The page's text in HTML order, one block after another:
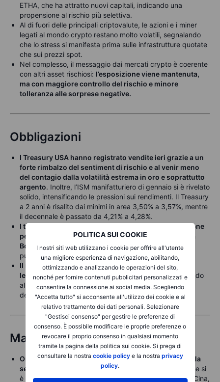
POLITICA SUI COOKIE
I nostri siti web utilizzano i cookie per offrire all'utente
una migliore esperienza di navigazione, abilitando,
ottimizzando e analizzando le operazioni del sito,
nonché per fornire contenuti pubblicitari personalizzati e
consentire la connessione ai social media. Scegliendo
"Accetta tutto" si acconsente all'utilizzo dei cookie e al
relativo trattamento dei dati personali. Selezionare
"Gestisci consenso" per gestire le preferenze di
consenso. È possibile modificare le proprie preferenze o
revocare il proprio consenso in qualsiasi momento
tramite la pagina della politica sui cookie. Si prega di
consultare la nostra cookie policye la nostra privacy
policy.
ETHA, che ha attratto nuovi capitali, indicando una
propensione al rischio più selettiva.
Al di fuori delle principali criptovalute, le azioni e i miner
legati al mondo crypto restano molto volatili, segnalando
che lo stress si manifesta prima sulle infrastrutture quotate
che sui prezzi spot.
Nel complesso, il messaggio dai mercati crypto è coerente
con altri asset rischiosi: l’esposizione viene mantenuta,
ma con maggiore controllo del rischio e minore
tolleranza alle sorprese negative.
Obbligazioni
I Treasury USA hanno registrato vendite ieri grazie a un
forte rimbalzo del sentiment di rischio e al venir meno
del contagio dalla volatilità estrema in oro e soprattutto
argento. Inoltre, l’ISM manifatturiero di gennaio si è rivelato
solido, intensificando le pressioni sui rendimenti. Il Treasury
a 2 anni è risalito dai minimi in area 3,50% a 3,57%, mentre
il decennale è passato da 4,21% a 4,28%.
I titoli a breve termine giapponesi sono sotto pressione
per le attese di un maggiore tightening da parte della
BoJ
, con il rendimento del JGB a 2 anni salito di oltre 2
punti base a un nuovo massimo ciclico dell’1,29%.
Il rendimento del JGB decennale è anch’esso salito
leggermente, pur restando nel range recente, chiudendo
al 2,26% dopo una domanda debole all’asta dei titoli
decennali.
Materie prime
Oro e argento hanno registrato un forte rimbalzo nella
sessione asiatica dopo il crollo storico di venerdì
, che si
è protratto fino a lunedì prima della stabilizzazione. In Cina,